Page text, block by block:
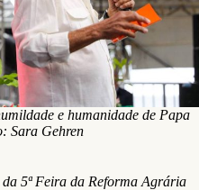
e humanidade de Papa
Sara Gehren
5ª Feira da Reforma Agrária